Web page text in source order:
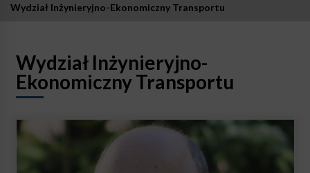
Wydział Inżynieryjno-Ekonomiczny Transportu
Wydział Inżynieryjno-
Ekonomiczny Transportu